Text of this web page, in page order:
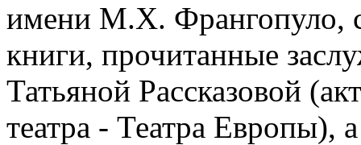
имени М.Х. Франгопуло,
книги, прочитанные
Татьяной Рассказовой
театра - Театра Европы),